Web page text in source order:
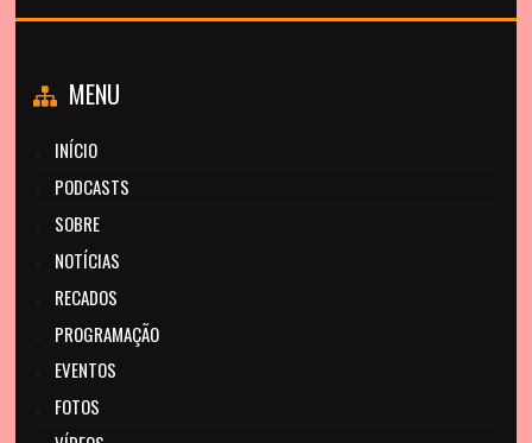
MENU
INÍCIO
PODCASTS
SOBRE
NOTÍCIAS
RECADOS
PROGRAMAÇÃO
EVENTOS
FOTOS